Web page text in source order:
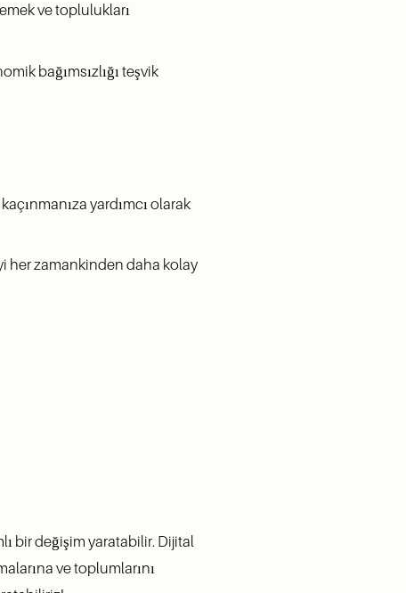
ve toplulukları
bağımsızlığı teşvik
yardımcı olarak
her zamankinden daha kolay
bir değişim yaratabilir. Dijital
ve toplumlarını